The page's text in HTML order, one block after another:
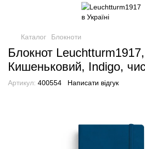
Каталог Блокноти
Блокнот Leuchtturm1917,
Кишеньковий, Indigo,
Артикул: 400554 Написати відгук